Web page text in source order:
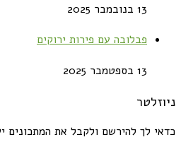
13 בנובמבר 2025
פבלובה עם פירות ירוקים
13 בספטמבר 2025
ניוזלטר
כדאי לך להירשם ולקבל את המתכונים